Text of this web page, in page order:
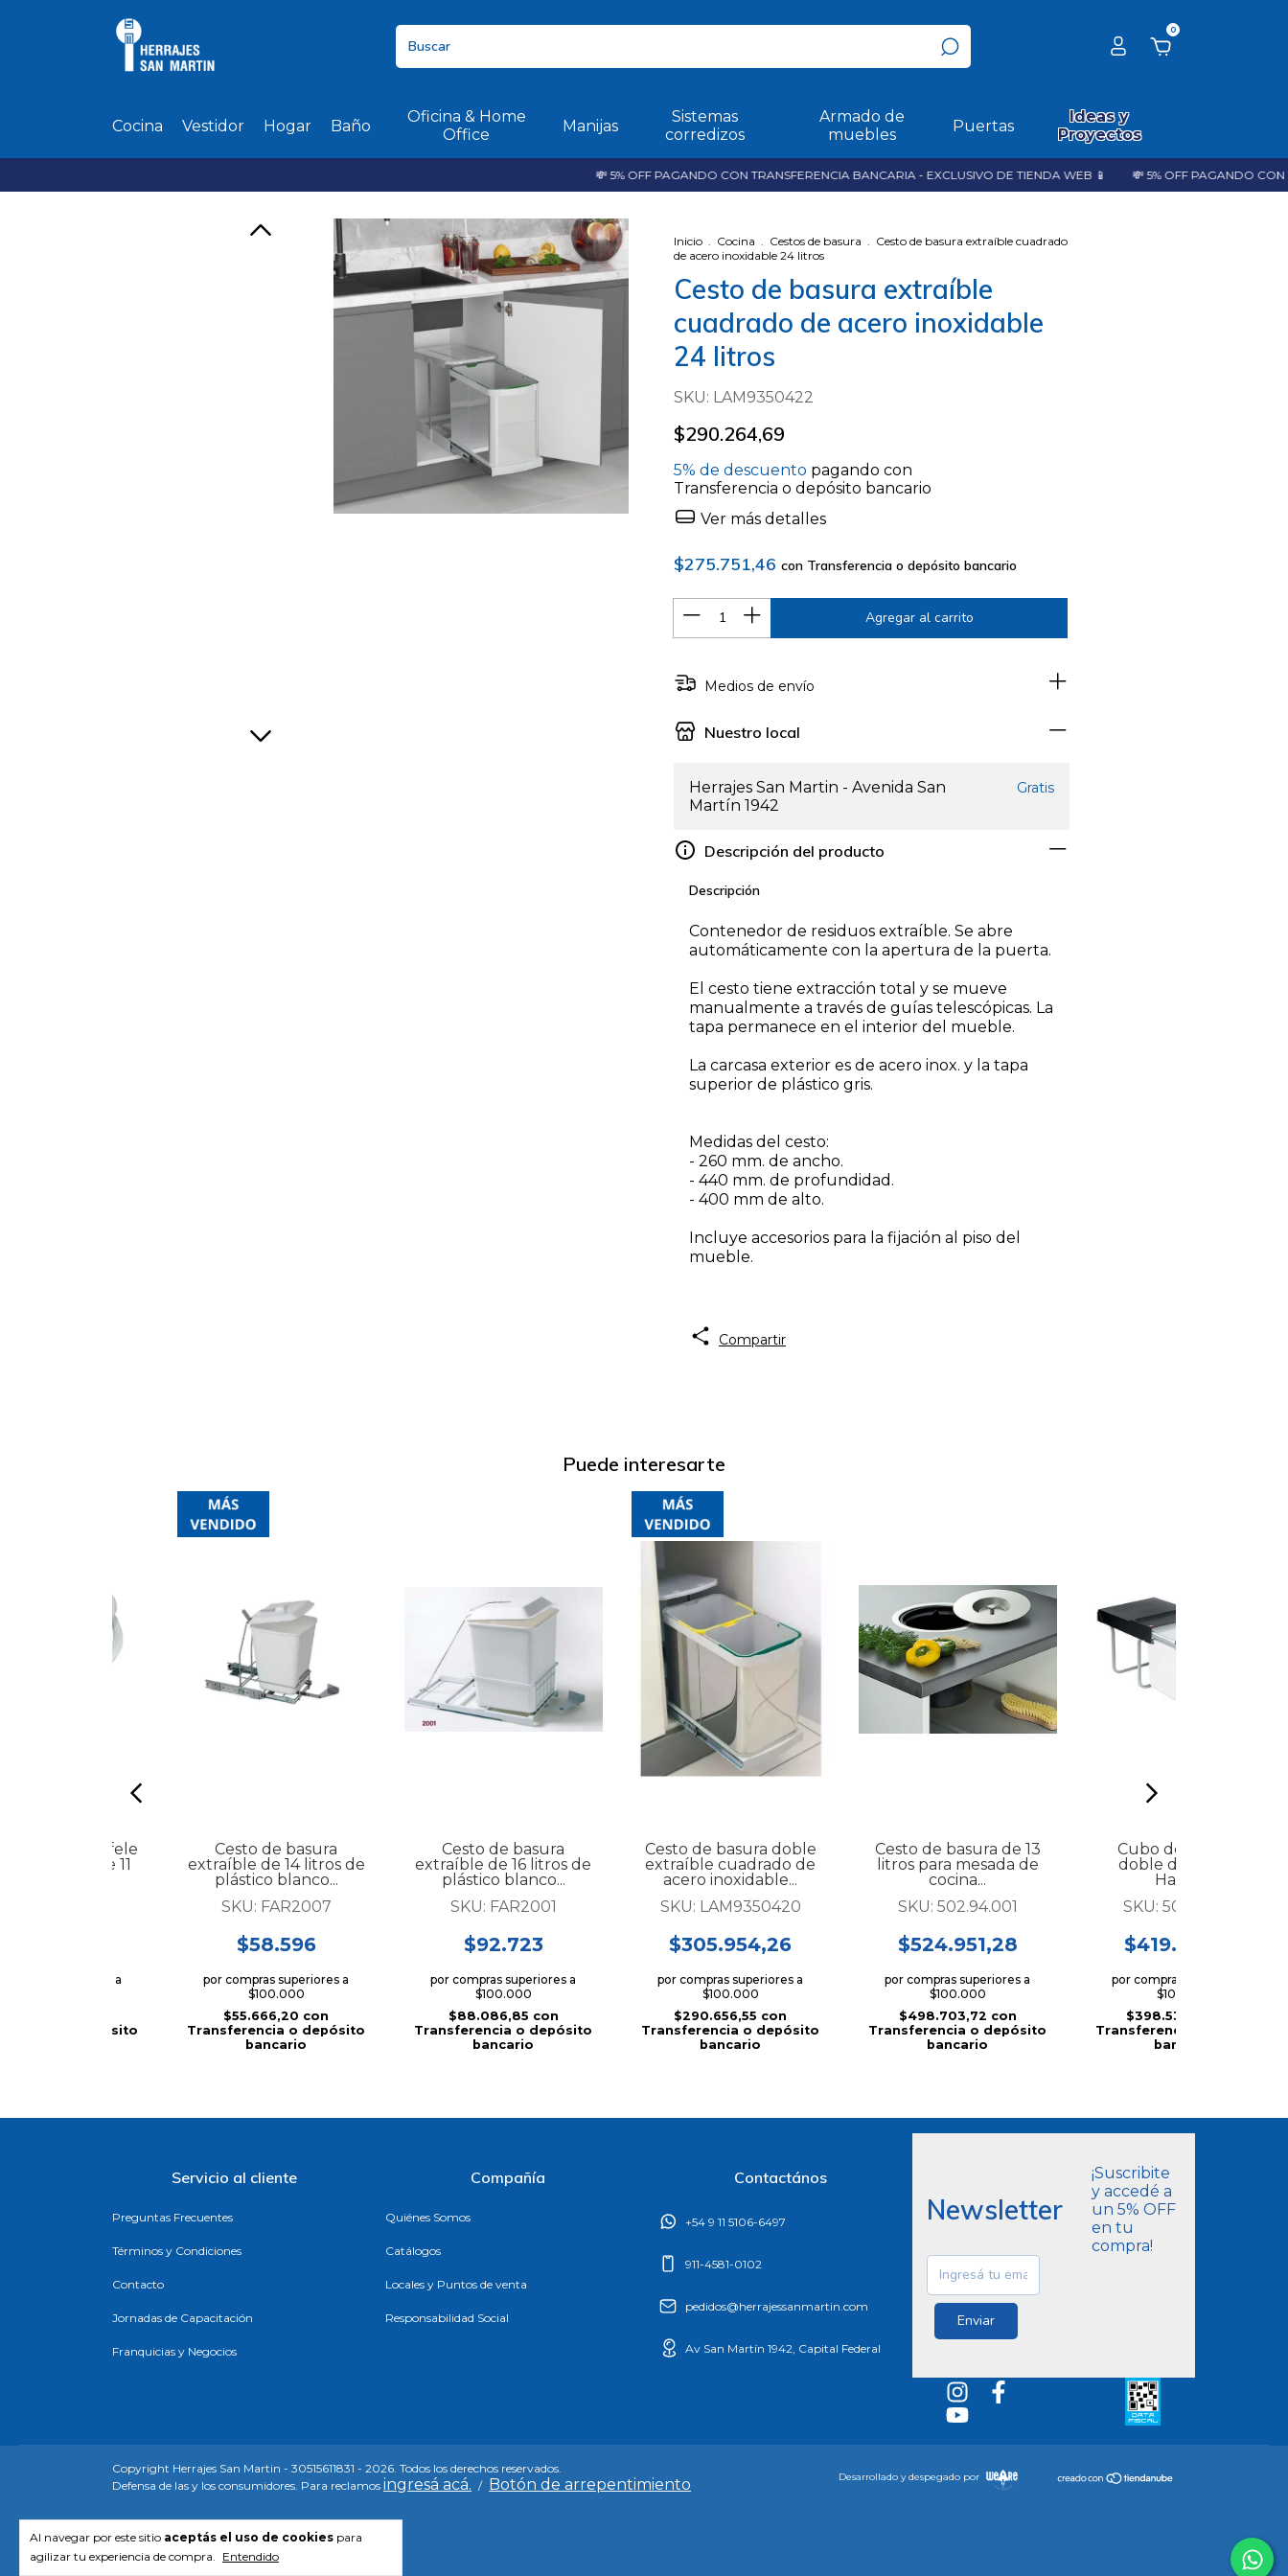
0
Cocina Vestidor Hogar Baño
Oficina & Home
Office
Manijas
Sistemas
corredizos
Armado de
muebles
Puertas
Ideas y
Proyectos
💸 5% OFF PAGANDO CON TRANSFERENCIA BANCARIA - EXCLUSIVO DE TIENDA WEB 📱 💸 5% OFF PAGANDO CON
Al navegar por este sitio aceptás el uso de cookies para
agilizar tu experiencia de compra. Entendido
Inicio . Cocina . Cestos de basura . Cesto de basura extraíble cuadrado
de acero inoxidable 24 litros
Cesto de basura extraíble
cuadrado de acero inoxidable
24 litros
SKU: LAM9350422
$290.264,69
5% de descuento pagando con
Transferencia o depósito bancario
Ver más detalles
$275.751,46 con Transferencia o depósito bancario
Medios de envío
Nuestro local
Herrajes San Martin - Avenida San
Martín 1942
Gratis
Descripción del producto
Descripción
Contenedor de residuos extraíble. Se abre
automáticamente con la apertura de la puerta.
El cesto tiene extracción total y se mueve
manualmente a través de guías telescópicas. La
tapa permanece en el interior del mueble.
La carcasa exterior es de acero inox. y la tapa
superior de plástico gris.
Medidas del cesto:
- 260 mm. de ancho.
- 440 mm. de profundidad.
- 400 mm de alto.
Incluye accesorios para la fijación al piso del
mueble.
Compartir
Puede interesarte
de basura Hafele
blanco de 11
superiores a
o depósito
Cesto de basura
extraíble de 14 litros de
plástico blanco...
SKU: FAR2007
$58.596
por compras superiores a
$100.000
$55.666,20 con
Transferencia o depósito
bancario
Cesto de basura
extraíble de 16 litros de
plástico blanco...
SKU: FAR2001
$92.723
por compras superiores a
$100.000
$88.086,85 con
Transferencia o depósito
bancario
Cesto de basura doble
extraíble cuadrado de
acero inoxidable...
SKU: LAM9350420
$305.954,26
por compras superiores a
$100.000
$290.656,55 con
Transferencia o depósito
bancario
Cesto de basura de 13
litros para mesada de
cocina...
SKU: 502.94.001
$524.951,28
por compras superiores a
$100.000
$498.703,72 con
Transferencia o depósito
bancario
Cubo de residuos
doble de 36 litros
Hafele...
SKU: 502.70.220
$419.505,70
por compras superiores a
$100.000
$398.530,42
Transferencia o depósito
bancario
Servicio al cliente
Preguntas Frecuentes
Términos y Condiciones
Contacto
Jornadas de Capacitación
Franquicias y Negocios
Compañía
Quiénes Somos
Catálogos
Locales y Puntos de venta
Responsabilidad Social
Contactános
+54 9 11 5106-6497
911-4581-0102
pedidos@herrajessanmartin.com
Av San Martín 1942, Capital Federal
Newsletter
¡Suscribite
y accedé a
un 5% OFF
en tu
compra!
Copyright Herrajes San Martin - 30515611831 - 2026. Todos los derechos reservados.
Defensa de las y los consumidores. Para reclamos ingresá acá. / Botón de arrepentimiento Desarrollado y despegado por